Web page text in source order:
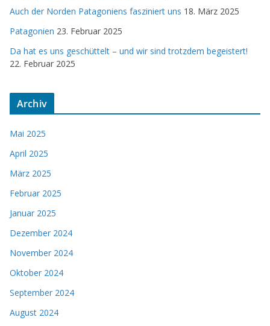
Auch der Norden Patagoniens fasziniert uns 18. März 2025
Patagonien 23. Februar 2025
Da hat es uns geschüttelt – und wir sind trotzdem begeistert!
22. Februar 2025
Archiv
Mai 2025
April 2025
März 2025
Februar 2025
Januar 2025
Dezember 2024
November 2024
Oktober 2024
September 2024
August 2024